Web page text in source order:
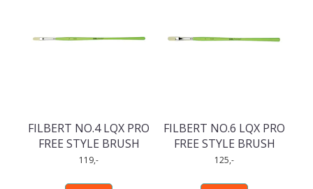
FILBERT NO.4 LQX PRO
FREE STYLE BRUSH
119,-
FILBERT NO.6 LQX PRO
FREE STYLE BRUSH
125,-